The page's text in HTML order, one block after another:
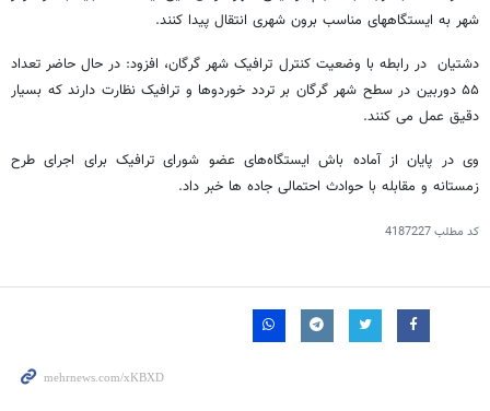
شهر به ایستگاههای مناسب برون شهری انتقال پیدا کنند.
دشتیان در رابطه با وضعیت کنترل ترافیک شهر گرگان، افزود: در حال حاضر تعداد
۵۵ دوربین در سطح شهر گرگان بر تردد خوردوها و ترافیک نظارت دارند که بسیار
دقیق عمل می کنند.
وی در پایان از آماده باش ایستگاه‌های عضو شورای ترافیک برای اجرای طرح
زمستانه و مقابله با حوادث احتمالی جاده ها خبر داد.
کد مطلب4187227